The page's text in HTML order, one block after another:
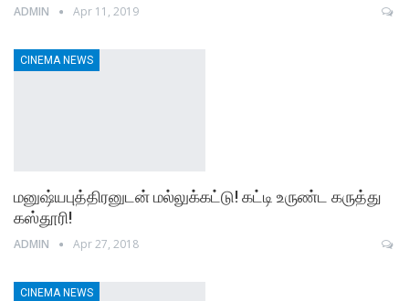
ADMIN Apr 11, 2019
CINEMA NEWS
மனுஷ்யபுத்திரனுடன் மல்லுக்கட்டு! கட்டி உருண்ட கருத்து
கஸ்தூரி!
ADMIN Apr 27, 2018
CINEMA NEWS